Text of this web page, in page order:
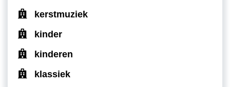
kerstmuziek
kinder
kinderen
klassiek